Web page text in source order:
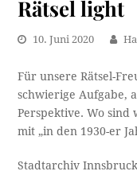
Rätsel light
10. Juni 2020
Für unsere Rätsel-
schwierige Aufgabe,
Perspektive. Wo sind
mit „in den 1930-er
Stadtarchiv